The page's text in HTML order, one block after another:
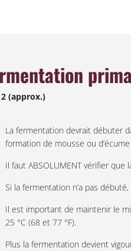
2 (approx.)
La fermentation devrait débuter
formation de mousse ou
Il faut ABSOLUMENT vérifier
Si la fermentation n’a pas
Il est important de maintenir le
25 °C (68 et 77 °F).
Plus la fermentation devient